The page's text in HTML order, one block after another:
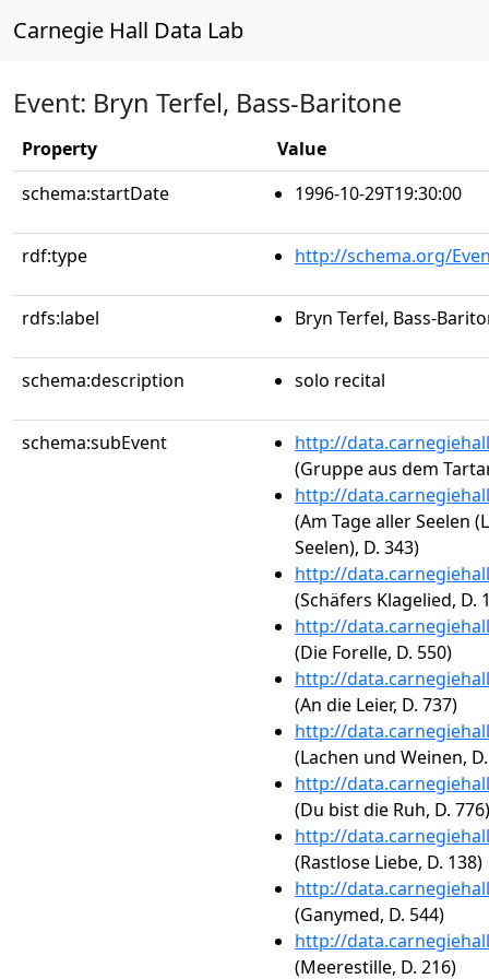
Carnegie Hall Data Lab
Event: Bryn Terfel, Bass-Baritone
Property
Value
schema:startDate
1996-10-29T19:30:00
rdf:type http://schema.org/
rdfs:label Bryn Terfel, Bass-
schema:description solo recital
schema:subEvent
http://
(Gruppe aus dem
http://
(Am Tage aller Seelen
Seelen), D. 343)
http://
(Schäfers Klagelied, D.
http://
(Die Forelle, D. 550)
http://
(An die Leier, D. 737)
http://
(Lachen und Weinen,
http://
(Du bist die Ruh, D. 776)
http://
(Rastlose Liebe, D. 138)
http://
(Ganymed, D. 544)
http://
(Meerestille, D. 216)